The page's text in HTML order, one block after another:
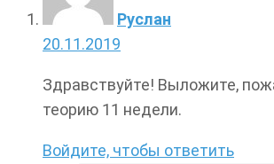
Руслан
20.11.2019
Здравствуйте! Выложите,
теорию 11 недели.
Войдите, чтобы ответить